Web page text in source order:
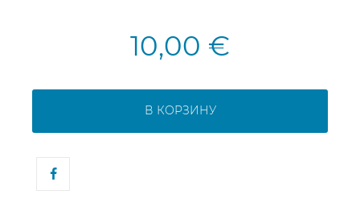
10,00 €
В КОРЗИНУ